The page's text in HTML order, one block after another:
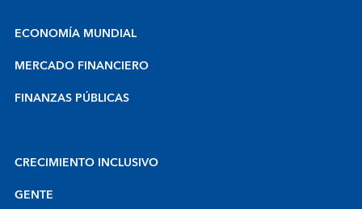
ECONOMÍA MUNDIAL
MERCADO FINANCIERO
FINANZAS PÚBLICAS
CRECIMIENTO INCLUSIVO
GENTE